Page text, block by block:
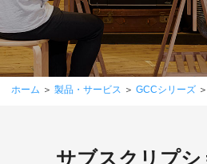
ホーム ＞ 製品・サービス ＞ GCCシリーズ
サブスクリプシ